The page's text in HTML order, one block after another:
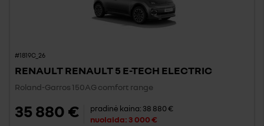
#1819C_26
RENAULT RENAULT 5 E-TECH ELECTRIC
Roland-Garros 150AG comfort range
35 880 € pradinė kaina: 38 880 €
nuolaida: 3 000 €